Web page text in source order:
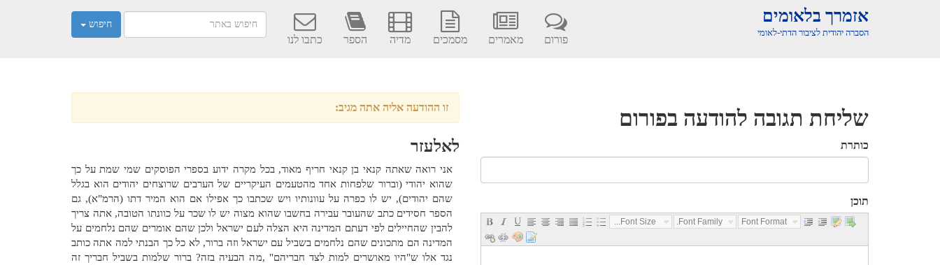
אזמרך בלאומים
הסברה יהודית לציבור הדתי-לאומי
פורום מאמרים מסמכים מדיה הספר כתבו לנו
חיפוש
שליחת תגובה להודעה בפורום
כותרת
תוכן
Font Size... Font Family... Font Format...
זו ההודעה אליה אתה מגיב:
לאלעזר
אני רואה שאתה קנאי בן קנאי חריף מאוד, בכל מקרה ידוע בספרי הפוסקים שמי שמת על כך
שהוא יהודי (וברור שלפחות אחד מהטעמים העיקריים של הערבים שרוצחים יהודים הוא בגלל
שהם יהודים), יש לו כפרה על עוונותיו ויש שכתבו כך אפילו אם הוא המיר דתו (הרמ"א), גם
הספר חסידים כתב שהעובר עבירה בחשבו שהוא מצוה יש לו שכר על כוונתו הטובה, אתה צריך
להבין שהחיילים לפי דעתם המדינה היא הצלה לעם ישראל ולכן שהם אומרים שהם נלחמים על
המדינה הם מתכונים שהם נלחמים בשביל עם ישראל וזה ברור, לא כל כך הבנתי למה אתה כותב
נגד אלו ש"היו מאושרים למות לצד חבריהם" ,מה הבעיה בזה? ברור שלמות בשביל חבריך זה